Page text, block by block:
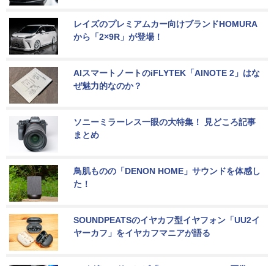
レイズのプレミアムカー向けブランドHOMURA
から「2×9R」が登場！
AIスマートノートのiFLYTEK「AINOTE 2」はな
ぜ魅力的なのか？
ソニーミラーレス一眼の大特集！ 見どころ記事
まとめ
鳥肌ものの「DENON HOME」サウンドを体感し
た！
SOUNDPEATSのイヤカフ型イヤフォン「UU2イ
ヤーカフ」をイヤカフマニアが語る